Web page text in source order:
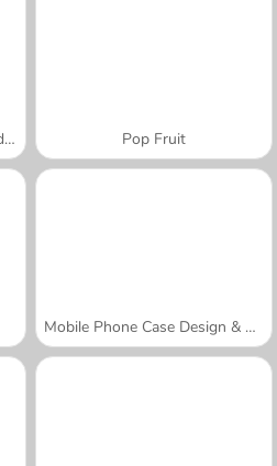
Tarte Tatin : École de cuisine de Sara Pop Fruit
Mobile Phone Case Design & DIY